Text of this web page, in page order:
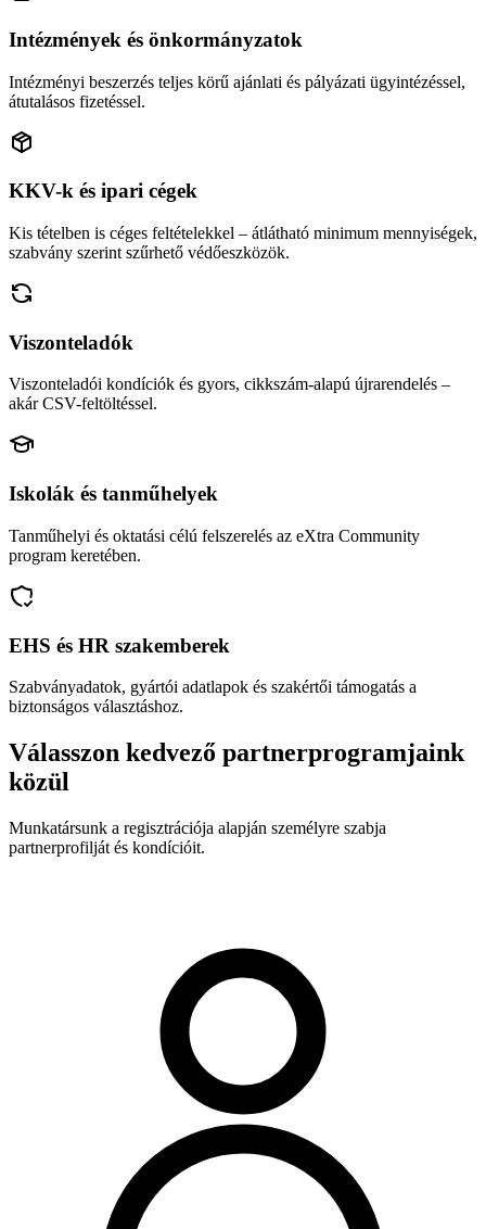
Intézmények és önkormányzatok
Intézményi beszerzés teljes körű ajánlati és pályázati ügyintézéssel,
átutalásos fizetéssel.
KKV-k és ipari cégek
Kis tételben is céges feltételekkel – átlátható minimum mennyiségek,
szabvány szerint szűrhető védőeszközök.
Viszonteladók
Viszonteladói kondíciók és gyors, cikkszám-alapú újrarendelés –
akár CSV-feltöltéssel.
Iskolák és tanműhelyek
Tanműhelyi és oktatási célú felszerelés az eXtra Community
program keretében.
EHS és HR szakemberek
Szabványadatok, gyártói adatlapok és szakértői támogatás a
biztonságos választáshoz.
Válasszon kedvező partnerprogramjaink
közül
Munkatársunk a regisztrációja alapján személyre szabja
partnerprofilját és kondícióit.